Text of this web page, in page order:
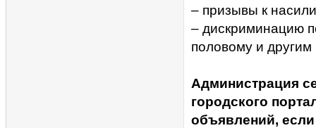
– призывы к
– дискриминацию
половому и другим
Администрация
городского
объявлений,